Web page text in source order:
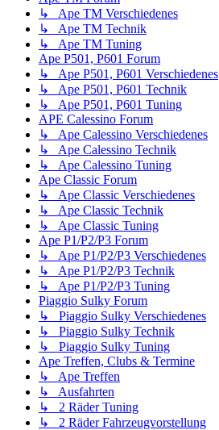
↳ Ape TM Verschiedenes
↳ Ape TM Technik
↳ Ape TM Tuning
Ape P501, P601 Forum
↳ Ape P501, P601 Verschiedenes
↳ Ape P501, P601 Technik
↳ Ape P501, P601 Tuning
APE Calessino Forum
↳ Ape Calessino Verschiedenes
↳ Ape Calessino Technik
↳ Ape Calessino Tuning
Ape Classic Forum
↳ Ape Classic Verschiedenes
↳ Ape Classic Technik
↳ Ape Classic Tuning
Ape P1/P2/P3 Forum
↳ Ape P1/P2/P3 Verschiedenes
↳ Ape P1/P2/P3 Technik
↳ Ape P1/P2/P3 Tuning
Piaggio Sulky Forum
↳ Piaggio Sulky Verschiedenes
↳ Piaggio Sulky Technik
↳ Piaggio Sulky Tuning
Ape Treffen, Clubs & Termine
↳ Ape Treffen
↳ Ausfahrten
↳ 2 Räder Tuning
↳ 2 Räder Fahrzeugvorstellung